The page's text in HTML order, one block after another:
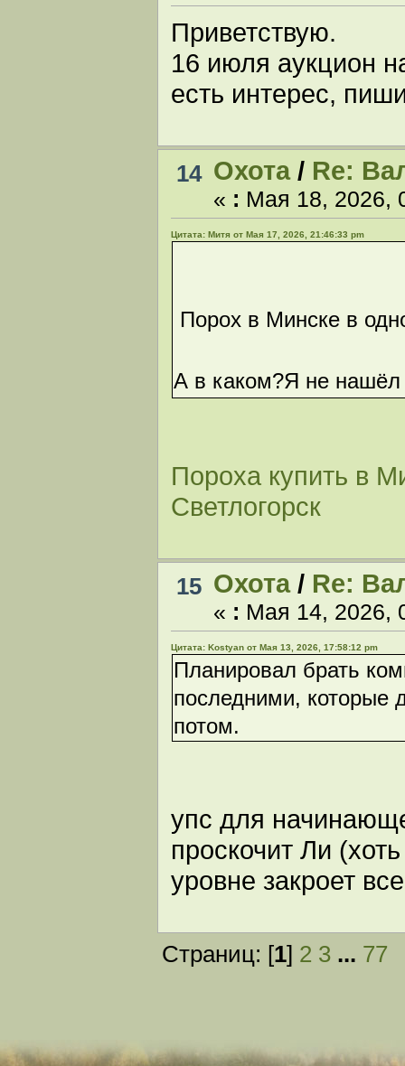
Приветствую.
16 июля аукцион
есть интерес,
14 Охота/ Re:
« : Мая 18, 2026,
Цитата: Митя от Мая 17, 2026, 21:46:33 pm
Порох в Минске в
А в каком?Я не нашёл
Пороха купить в
Светлогорск
15 Охота/ Re:
« : Мая 14, 2026,
Цитата: Kostyan от Мая 13, 2026, 17:58:12 pm
Планировал брать
последними, которые
потом.
упс для
проскочит Ли
уровне закроет
Страниц: [1] 2 3 ... 77